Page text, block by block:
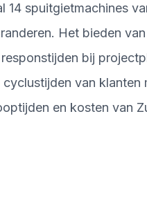
spuitgietmachines
Het bieden
bij
van klanten
en kosten van